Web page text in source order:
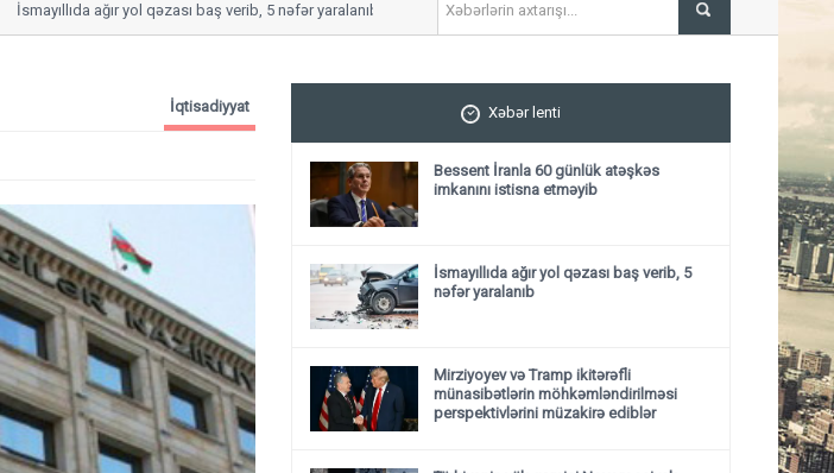
İsmayıllıda ağır yol qəzası baş verib, 5 nəfər yaralanıb
Mirziyoyev və Tramp
ediblər
İqtisadiyyat Xəbər lenti
Bessent İranla 60 günlük atəşkəs
imkanını istisna etməyib
İsmayıllıda ağır yol qəzası baş verib, 5
nəfər yaralanıb
Mirziyoyev və Tramp ikitərəfli
münasibətlərin möhkəmləndirilməsi
perspektivlərini müzakirə ediblər